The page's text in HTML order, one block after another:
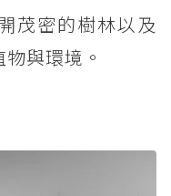
茂密的樹林以及
與環境。